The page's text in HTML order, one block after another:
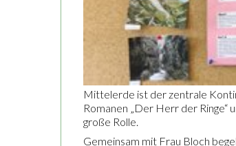
Mittelerde ist der zentrale
Romanen „Der Herr der Ringe“
große Rolle.
Gemeinsam mit Frau Bloch